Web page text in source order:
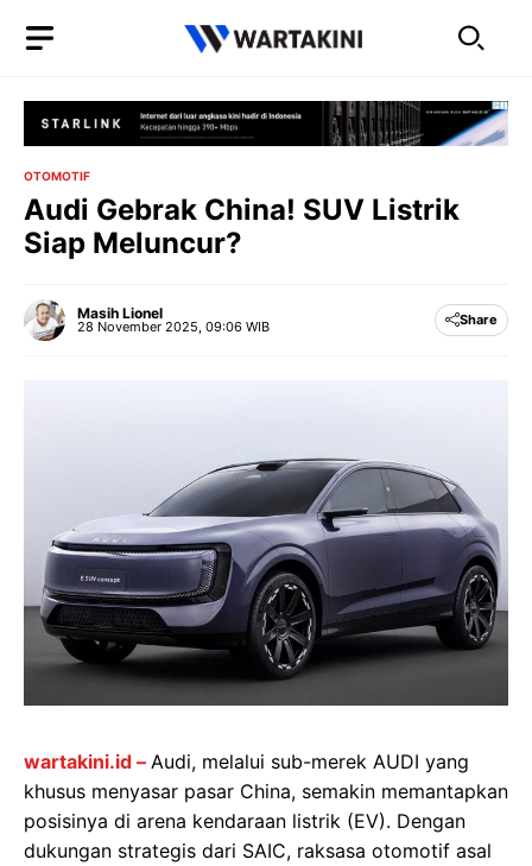
OTOMOTIF
Audi Gebrak China! SUV Listrik
Siap Meluncur?
Masih Lionel
28 November 2025, 09:06 WIB Share
wartakini.id – Audi, melalui sub-merek AUDI yang
khusus menyasar pasar China, semakin memantapkan
posisinya di arena kendaraan listrik (EV). Dengan
dukungan strategis dari SAIC, raksasa otomotif asal